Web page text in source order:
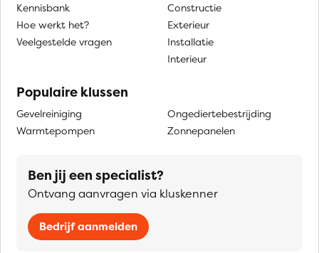
Kennisbank
Hoe werkt het?
Veelgestelde vragen
Constructie
Exterieur
Installatie
Interieur
Populaire klussen
Gevelreiniging
Warmtepompen
Ongediertebestrijding
Zonnepanelen
Ben jij een specialist?
Ontvang aanvragen via kluskenner
Bedrijf aanmelden